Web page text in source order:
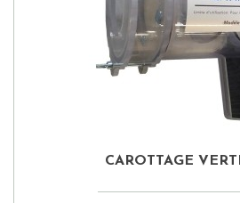
CAROTTAGE